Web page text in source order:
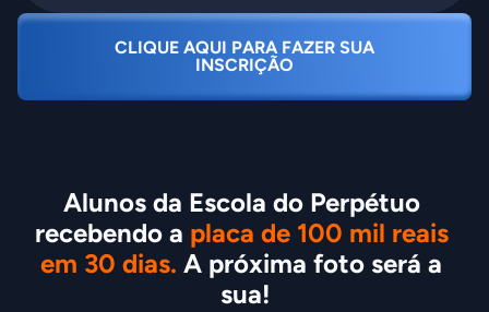
CLIQUE AQUI PARA FAZER SUA
INSCRIÇÃO
Alunos da Escola do Perpétuo
recebendo a placa de 100 mil reais
em 30 dias. A próxima foto será a
sua!